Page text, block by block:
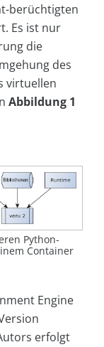
berüchtigten
Es ist nur
die
des
virtuellen
Abbildung 1
Python-
Container
Engine
erfolgt